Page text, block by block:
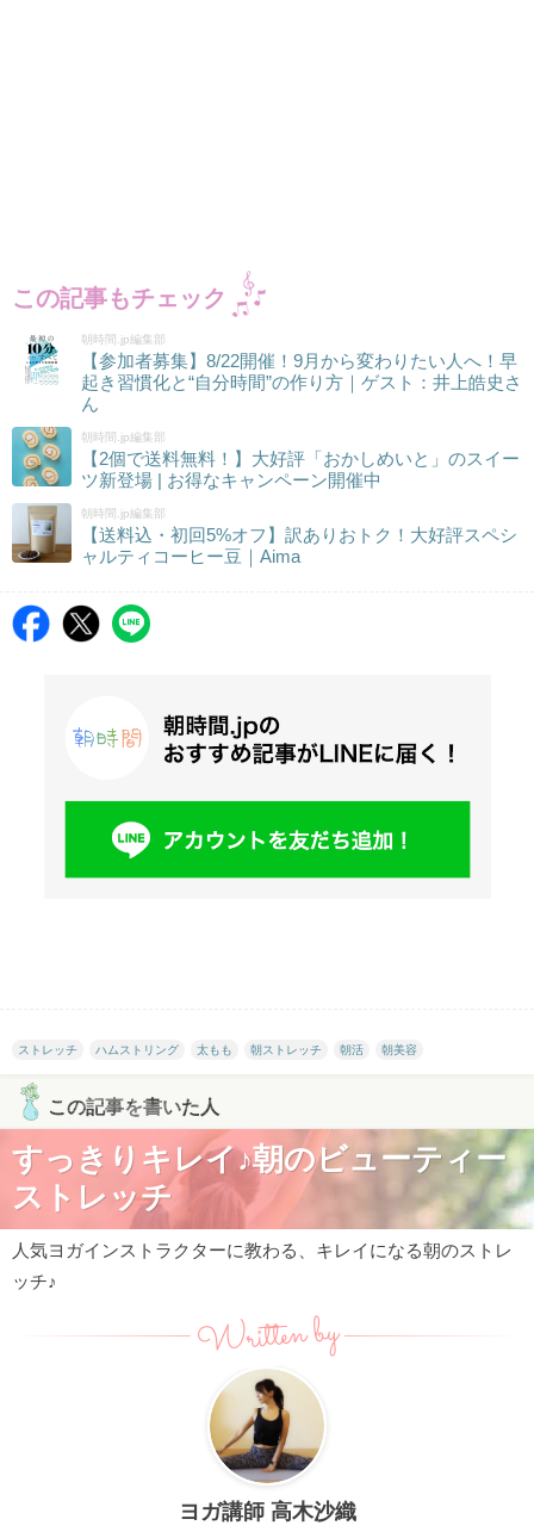
この記事もチェック
朝時間.jp編集部
【参加者募集】8/22開催！9月から変わりたい人へ！早
起き習慣化と“自分時間”の作り方｜ゲスト：井上皓史さ
ん
朝時間.jp編集部
【2個で送料無料！】大好評「おかしめいと」のスイー
ツ新登場 | お得なキャンペーン開催中
朝時間.jp編集部
【送料込・初回5%オフ】訳ありおトク！大好評スペシ
ャルティコーヒー豆｜Aima
ストレッチ ハムストリング 太もも 朝ストレッチ 朝活 朝美容
この記事を書いた人
すっきりキレイ♪朝のビューティー
ストレッチ
人気ヨガインストラクターに教わる、キレイになる朝のストレ
ッチ♪
Written by
ヨガ講師 高木沙織